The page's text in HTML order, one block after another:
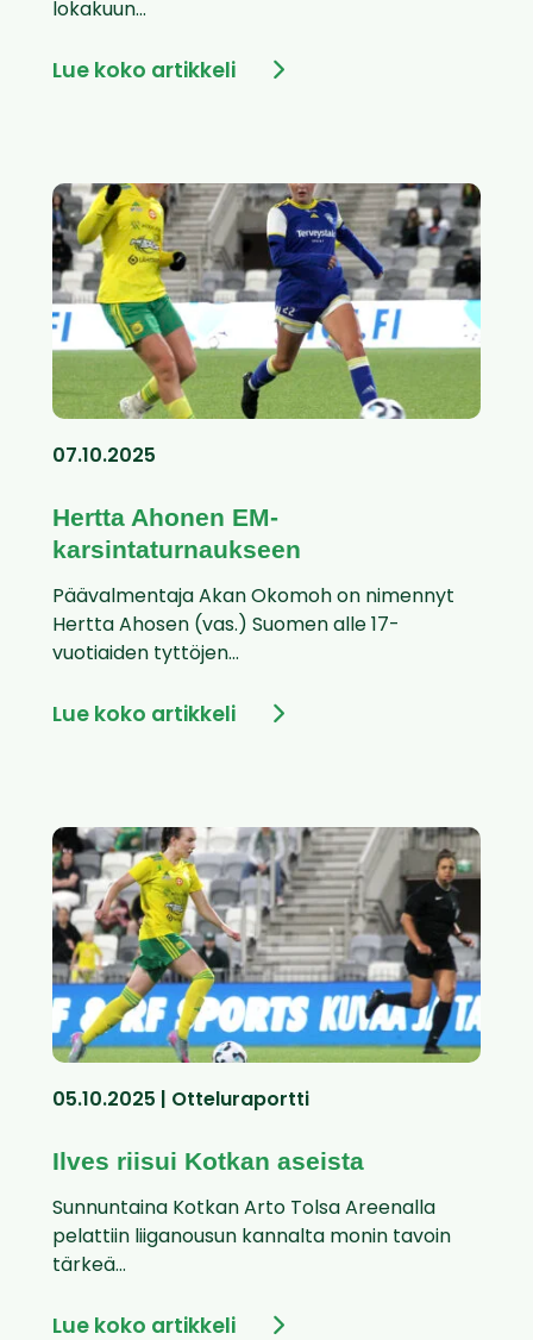
lokakuun...
Lue koko artikkeli
07.10.2025
Hertta Ahonen EM-
karsintaturnaukseen
Päävalmentaja Akan Okomoh on nimennyt
Hertta Ahosen (vas.) Suomen alle 17-
vuotiaiden tyttöjen...
Lue koko artikkeli
05.10.2025 | Otteluraportti
Ilves riisui Kotkan aseista
Sunnuntaina Kotkan Arto Tolsa Areenalla
pelattiin liiganousun kannalta monin tavoin
tärkeä...
Lue koko artikkeli